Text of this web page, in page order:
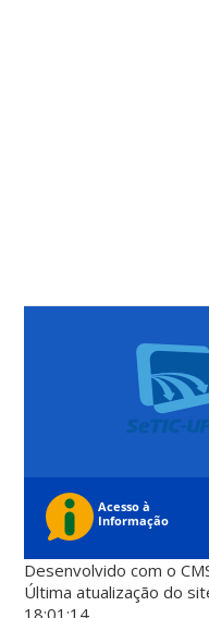
Desenvolvido com o
Última atualização do
18:01:14